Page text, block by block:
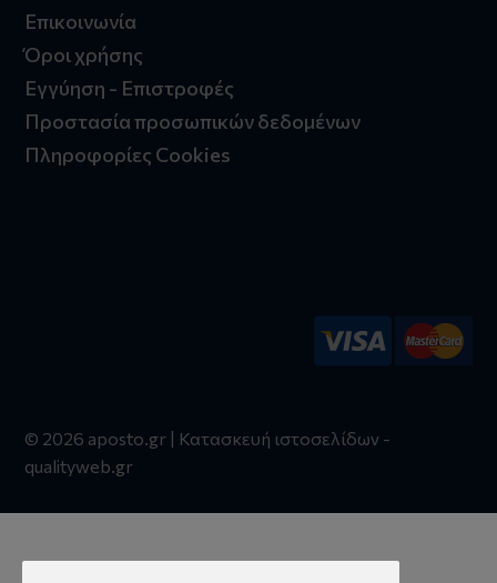
Επικοινωνία
Όροι χρήσης
Εγγύηση - Επιστροφές
Προστασία προσωπικών δεδομένων
Πληροφορίες Cookies
© 2026 aposto.gr | Κατασκευή ιστοσελίδων -
qualityweb.gr